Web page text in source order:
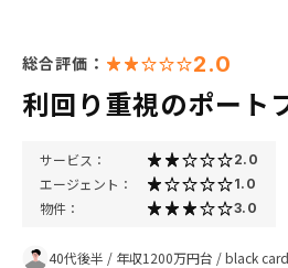
総合評価： 2.0
利回り重視のポート
サービス： 2.0
エージェント： 1.0
物件： 3.0
40代後半 / 年収1200万円台 /black